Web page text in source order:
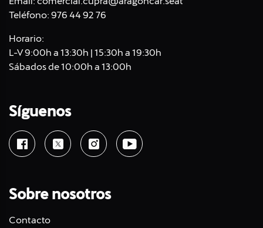
Teléfono: 976 44 92 76
Horario:
L-V 9:00h a 13:30h | 15:30h a 19:30h
Sábados de 10:00h a 13:00h
Síguenos
Sobre nosotros
Contacto